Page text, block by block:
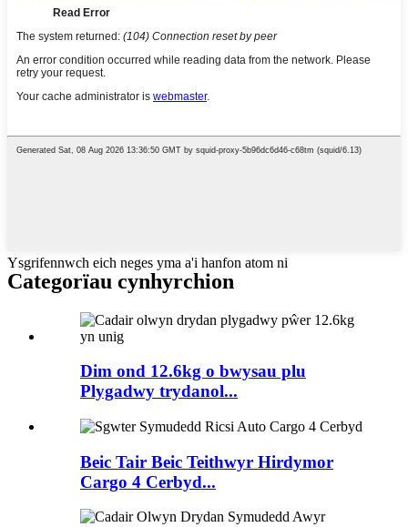
Ysgrifennwch eich neges yma a'i hanfon atom ni
Categorïau cynhyrchion
Dim ond 12.6kg o bwysau plu
Plygadwy trydanol...
Beic Tair Beic Teithwyr Hirdymor
Cargo 4 Cerbyd...